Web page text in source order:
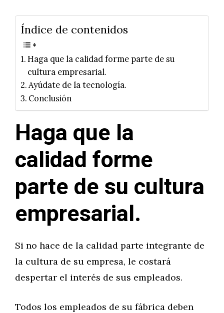
Índice de contenidos
Haga que la calidad forme parte de su
cultura empresarial.
Ayúdate de la tecnología.
Conclusión
Haga que la
calidad forme
parte de su cultura
empresarial.
Si no hace de la calidad parte integrante de
la cultura de su empresa, le costará
despertar el interés de sus empleados.
Todos los empleados de su fábrica deben